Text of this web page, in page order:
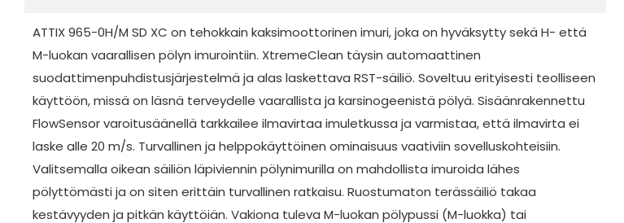
ATTIX 965-0H/M SD XC on tehokkain kaksimoottorinen imuri, joka on hyväksytty sekä H- että
M-luokan vaarallisen pölyn imurointiin. XtremeClean täysin automaattinen
suodattimenpuhdistusjärjestelmä ja alas laskettava RST-säiliö. Soveltuu erityisesti teolliseen
käyttöön, missä on läsnä terveydelle vaarallista ja karsinogeenistä pölyä. Sisäänrakennettu
FlowSensor varoitusäänellä tarkkailee ilmavirtaa imuletkussa ja varmistaa, että ilmavirta ei
laske alle 20 m/s. Turvallinen ja helppokäyttöinen ominaisuus vaativiin sovelluskohteisiin.
Valitsemalla oikean säiliön läpiviennin pölynimurilla on mahdollista imuroida lähes
pölyttömästi ja on siten erittäin turvallinen ratkaisu. Ruostumaton terässäiliö takaa
kestävyyden ja pitkän käyttöiän. Vakiona tuleva M-luokan pölypussi (M-luokka) tai